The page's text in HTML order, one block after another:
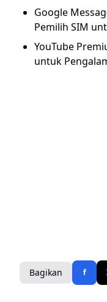
Google
Pemilih SIM
YouTube
untuk
Bagikan f